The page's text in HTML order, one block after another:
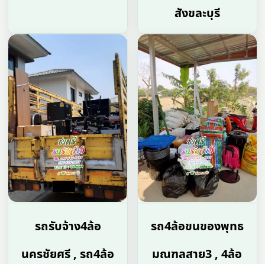
สังขละบุรี
รถรับจ้าง4ล้อ
นครชัยศรี , รถ4ล้อ
รถ4ล้อขนของพุทธ
มณฑลสาย3 , 4ล้อ